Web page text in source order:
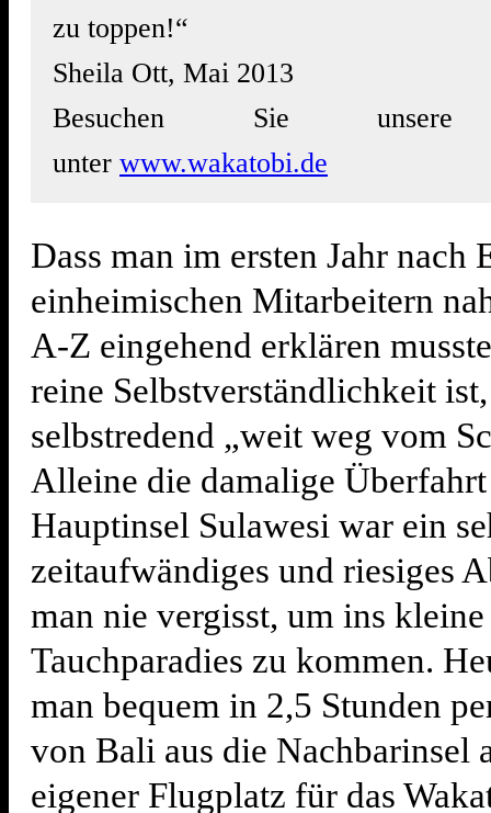
zu toppen!“
Sheila Ott, Mai 2013
Besuchen Sie unsere
unter www.wakatobi.de
Dass man im ersten Jahr nach
einheimischen Mitarbeitern
A-Z eingehend erklären
reine Selbstverständlichkeit
selbstredend „weit weg vom
Alleine die damalige
Hauptinsel Sulawesi war ein
zeitaufwändiges und riesiges
man nie vergisst, um ins kleine
Tauchparadies zu kommen.
man bequem in 2,5 Stunden
von Bali aus die Nachbarinsel
eigener Flugplatz für das